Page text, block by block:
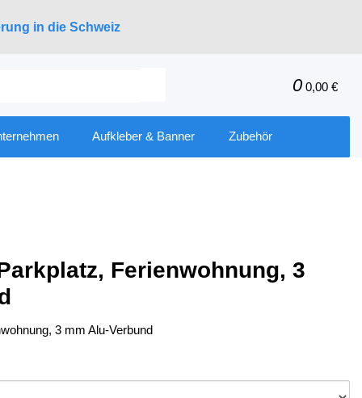
in die Schweiz
0 0,00 €
Aufkleber & Banner Zubehör
Ferienwohnung, 3
3 mm Alu-Verbund